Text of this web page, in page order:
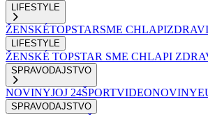
LIFESTYLE
ŽENSKÉTOPSTARSME CHLAPI
LIFESTYLE
ŽENSKÉ TOPSTAR SME CHLAPI
SPRAVODAJSTVO
NOVINYJOJ 24ŠPORTVIDEONOVINY
SPRAVODAJSTVO